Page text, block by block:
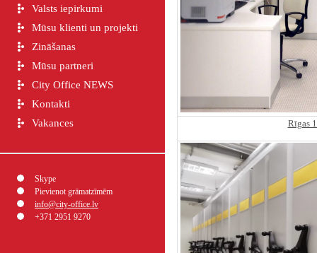
Valsts iepirkumi
Mūsu klienti un projekti
Zināšanas
Mūsu partneri
City Office NEWS
Kontakti
Vakances
Skype
Pievienot grāmatzīmēm
info@city-office.lv
+371 2951 9270
Rīgas